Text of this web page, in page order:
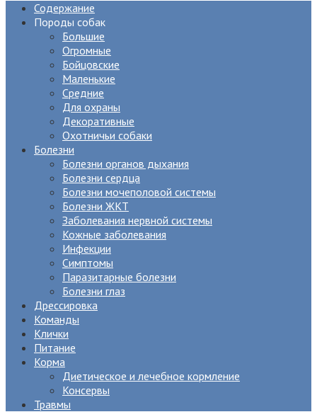
Содержание
Породы собак
Большие
Огромные
Бойцовские
Маленькие
Средние
Для охраны
Декоративные
Охотничьи собаки
Болезни
Болезни органов дыхания
Болезни сердца
Болезни мочеполовой системы
Болезни ЖКТ
Заболевания нервной системы
Кожные заболевания
Инфекции
Симптомы
Паразитарные болезни
Болезни глаз
Дрессировка
Команды
Клички
Питание
Корма
Диетическое и лечебное кормление
Консервы
Травмы